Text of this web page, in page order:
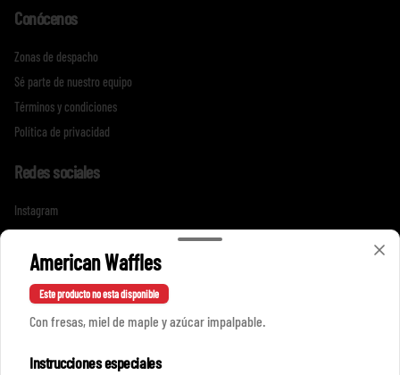
Conócenos
Zonas de despacho
Sé parte de nuestro equipo
Términos y condiciones
Política de privacidad
Redes sociales
Instagram
Facebook
Mi cuenta
Pedir
American Waffles
Este producto no esta disponible
Con fresas, miel de maple y azúcar impalpable.
Instrucciones especiales